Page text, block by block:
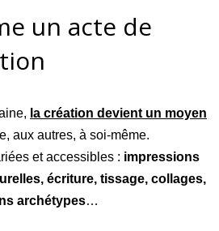
un acte de
la création devient un moyen
aux autres, à soi-même.
et accessibles : impressions
écriture, tissage, collages,
archétypes…